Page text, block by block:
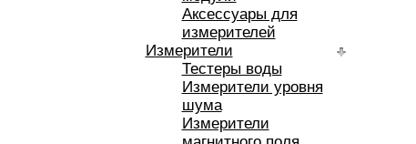
Аксессуары для
измерителей
Измерители
Тестеры воды
Измерители уровня
шума
Измерители